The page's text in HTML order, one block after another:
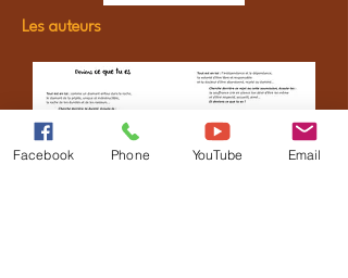
Les auteurs
Facebook Phone YouTube Email